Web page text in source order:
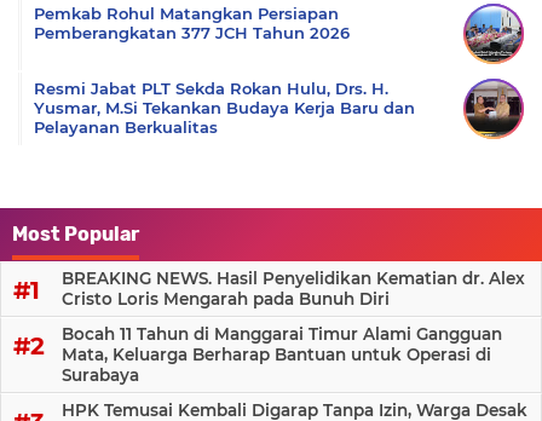
Pemkab Rohul Matangkan Persiapan
Pemberangkatan 377 JCH Tahun 2026
Resmi Jabat PLT Sekda Rokan Hulu, Drs. H.
Yusmar, M.Si Tekankan Budaya Kerja Baru dan
Pelayanan Berkualitas
Most Popular
BREAKING NEWS. Hasil Penyelidikan Kematian dr. Alex
Cristo Loris Mengarah pada Bunuh Diri
Bocah 11 Tahun di Manggarai Timur Alami Gangguan
Mata, Keluarga Berharap Bantuan untuk Operasi di
Surabaya
HPK Temusai Kembali Digarap Tanpa Izin, Warga Desak